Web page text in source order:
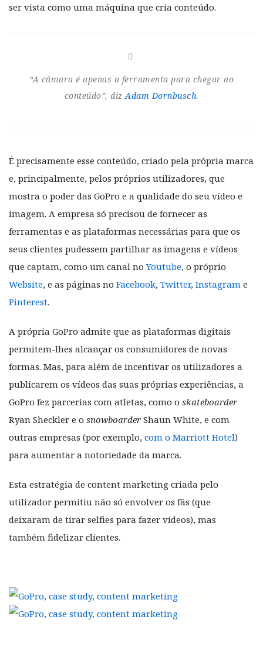
ser vista como uma máquina que cria conteúdo.
“A câmara é apenas a ferramenta para chegar ao
conteúdo”, dizAdam Dornbusch.
É precisamente esse conteúdo, criado pela própria marca
e, principalmente, pelos próprios utilizadores, que
mostra o poder das GoPro e a qualidade do seu vídeo e
imagem. A empresa só precisou de fornecer as
ferramentas e as plataformas necessárias para que os
seus clientes pudessem partilhar as imagens e vídeos
que captam, como um canal noYoutube, o próprio
Website, e as páginas no Facebook, Twitter, Instagram e
Pinterest.
A própria GoPro admite que as plataformas digitais
permitem-lhes alcançar os consumidores de novas
formas. Mas, para além de incentivar os utilizadores a
publicarem os vídeos das suas próprias experiências, a
GoPro fez parcerias com atletas, como o skateboarder
Ryan Sheckler e o snowboarder Shaun White, e com
outras empresas (por exemplo, com o Marriott Hotel)
para aumentar a notoriedade da marca.
Esta estratégia de content marketing criada pelo
utilizador permitiu não só envolver os fãs (que
deixaram de tirar selfies para fazer vídeos), mas
também fidelizar clientes.